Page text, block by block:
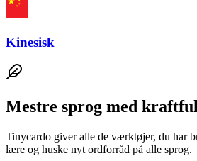
Kinesisk
Mestre sprog med
Tinycardo giver alle de værktøjer, du har
lære og huske nyt ordforråd på alle sprog.